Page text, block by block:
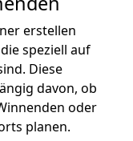
erstellen
speziell auf
Diese
davon, ob
oder
planen.